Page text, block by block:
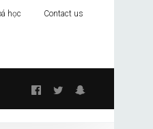
học Contact us
Follow